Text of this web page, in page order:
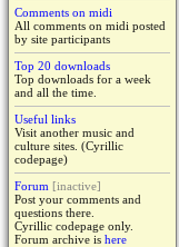
Comments on midi
All comments on midi posted
by site participants
Top 20 downloads
Top downloads for a week
and all the time.
Useful links
Visit another music and
culture sites. (Cyrillic
codepage)
Forum [inactive]
Post your comments and
questions there.
Cyrillic codepage only.
Forum archive is here